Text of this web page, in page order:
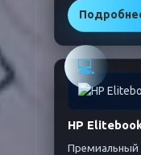
💻
HP
Премиальный